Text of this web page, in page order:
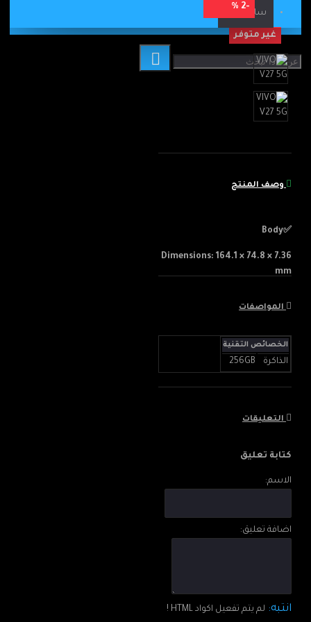
ساعة ذكية
-2 %
غير متوفر
وصف المنتج
✅Body
Dimensions: 164.1 × 74.8 × 7.36
mm
✅Basic
RAM : 8GB+8GB
Operating System : Funtouch
المواصفات
الخصائص التقنية
الذاكرة 256GB
التعليقات
كتابة تعليق
الاسم:
اضافة تعليق:
انتبه: لم يتم تفعيل اكواد HTML !